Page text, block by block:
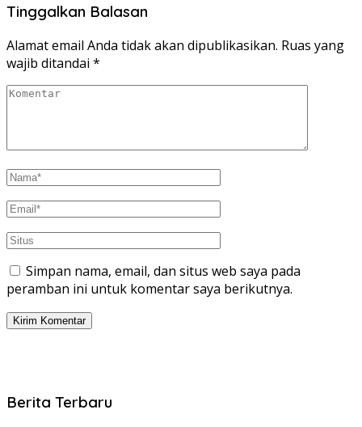
Tinggalkan Balasan
Alamat email Anda tidak akan dipublikasikan. Ruas yang
wajib ditandai *
Simpan nama, email, dan situs web saya pada
peramban ini untuk komentar saya berikutnya.
Berita Terbaru